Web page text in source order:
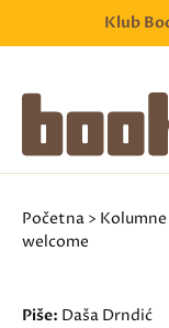
Klub
Početna > Kolumne
welcome
Piše: Daša Drndić